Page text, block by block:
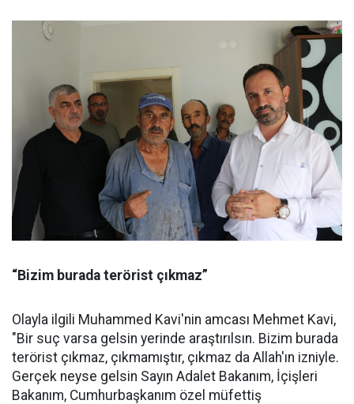
“Bizim burada terörist çıkmaz”
Olayla ilgili Muhammed Kavi'nin amcası Mehmet Kavi,
"Bir suç varsa gelsin yerinde araştırılsın. Bizim burada
terörist çıkmaz, çıkmamıştır, çıkmaz da Allah'ın izniyle.
Gerçek neyse gelsin Sayın Adalet Bakanım, İçişleri
Bakanım, Cumhurbaşkanım özel müfettiş